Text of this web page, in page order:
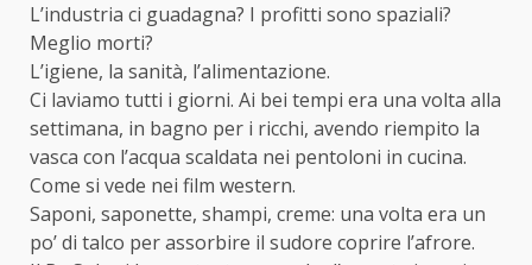
L’industria ci guadagna? I profitti sono spaziali?
Meglio morti?
L’igiene, la sanità, l’alimentazione.
Ci laviamo tutti i giorni. Ai bei tempi era una volta alla
settimana, in bagno per i ricchi, avendo riempito la
vasca con l’acqua scaldata nei pentoloni in cucina.
Come si vede nei film western.
Saponi, saponette, shampi, creme: una volta era un
po’ di talco per assorbire il sudore coprire l’afrore.